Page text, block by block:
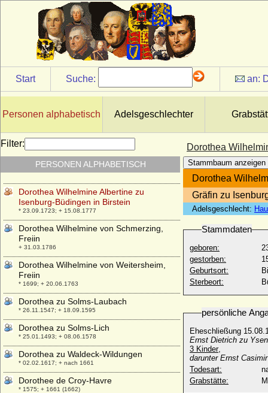
Start Suche: an:
Personen alphabetisch Adelsgeschlechter
Dorothea
Stammbaum anzeigen
Dorothea
Gräfin zu
Adelsgeschlecht:
Stammdaten
geboren:
gestorben:
Geburtsort:
Sterbeort:
persönliche
Eheschließung
Ernst Dietrich zu
3 Kinder,
darunter Ernst
Todesart:
Grabstätte:
Filter:
PERSONEN ALPHABETISCH
Dorothea von Wemding
* keine Daten; + keine Daten
Dorothea von Witzleben
* 1639; + 22.09.1671
Dorothea von Wrangel
* 29.03.1777; + 08.02.1844
Dorothea Walpurgis von Hohenlohe-
* 20.09.1590; + 20.12.1656
Gräfin von Löwensee
* 03.02.1725; + 17.08.1754
Dorothea Wilhelmina von Sachsen-Zeitz
* 20.03.1691; + 17.03.1743
Dorothea Wilhelmine Albertine zu
Isenburg-Büdingen in Birstein
* 23.09.1723; + 15.08.1777
Dorothea Wilhelmine von Schmerzing,
Freiin
+ 31.03.1786
Dorothea Wilhelmine von Weitersheim,
Freiin
* 1699; + 20.06.1763
Dorothea zu Solms-Laubach
* 26.11.1547; + 18.09.1595
Dorothea zu Solms-Lich
* 25.01.1493; + 08.06.1578
Dorothea zu Waldeck-Wildungen
* 02.02.1617; + nach 1661
Dorothee de Croy-Havre
* 1575; + 1661 (1662)